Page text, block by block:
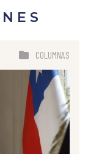
COLUMNAS